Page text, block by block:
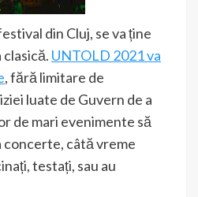
din Cluj, se va ține
UNTOLD 2021 va
, fără limitare de
luate de Guvern de a
de mari evenimente să
concerte, câtă vreme
testați, sau au